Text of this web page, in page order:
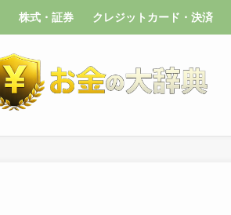
株式・証券 クレジットカード・決済